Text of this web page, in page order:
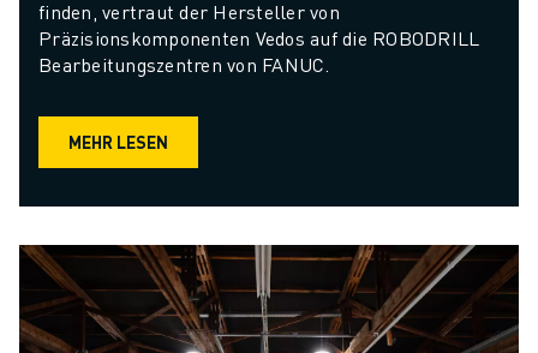
finden, vertraut der Hersteller von
Präzisionskomponenten Vedos auf die ROBODRILL
Bearbeitungszentren von FANUC.
MEHR LESEN